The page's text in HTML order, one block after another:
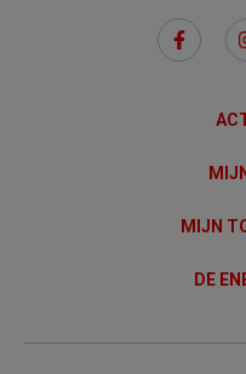
Social
Links
MIJN
DE